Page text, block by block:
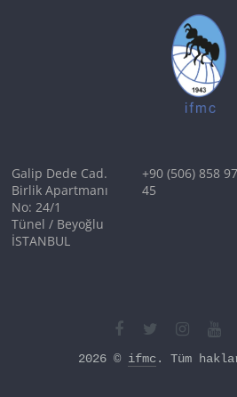
Galip Dede Cad.
Birlik Apartmanı
No: 24/1
Tünel / Beyoğlu
İSTANBUL
+90 (506) 858 97
45
2026 © ifmc. Tüm